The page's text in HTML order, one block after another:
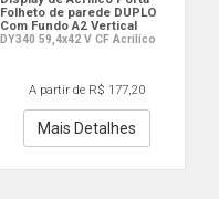
Folheto de parede DUPLO
Com Fundo A2 Vertical
DY340 59,4x42 V CF Acrilico
A partir de R$ 177,20
Mais Detalhes